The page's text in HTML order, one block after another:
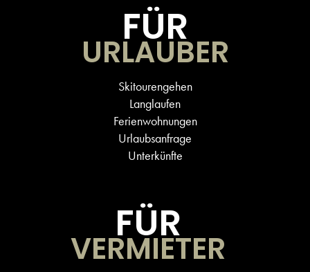
FÜR
URLAUBER
Skitourengehen
Langlaufen
Ferienwohnungen
Urlaubsanfrage
Unterkünfte
FÜR
VERMIETER